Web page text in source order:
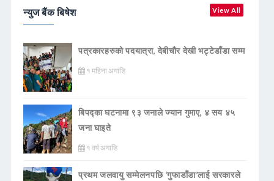
न्युज बैंक बिषेश View All
पत्रकारहरुको पदयात्रा, देबीचौर देखी भट्टेडाँडा सम्म
१ महिना अगाडि
बिपद्का घटनामा ९३ जनाले ज्यान गुमाए, ४ सय ४५
जना घाइते
१ वर्ष अगाडि
प्रथम जलवायु सम्मेलनपछि ‘गुफाडाँडा’लाई सरकारले